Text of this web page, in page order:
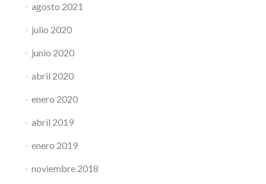
agosto 2021
julio 2020
junio 2020
abril 2020
enero 2020
abril 2019
enero 2019
noviembre 2018